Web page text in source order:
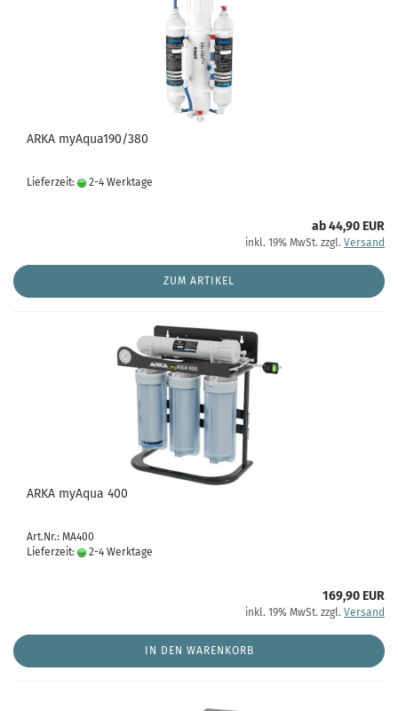
ARKA myAqua190/380
Lieferzeit: 2-4 Werktage
ab 44,90 EUR
inkl. 19% MwSt. zzgl. Versand
ZUM ARTIKEL
ARKA myAqua 400
Art.Nr.: MA400
Lieferzeit:
2-4 Werktage
169,90 EUR
inkl. 19% MwSt. zzgl. Versand
IN DEN WARENKORB